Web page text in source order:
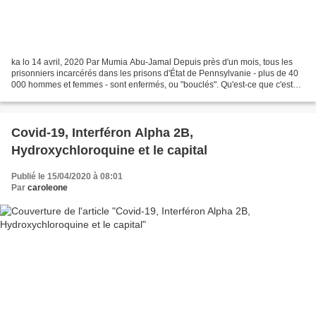
ka lo 14 avril, 2020 Par Mumia Abu-Jamal Depuis près d'un mois, tous les
prisonniers incarcérés dans les prisons d'État de Pennsylvanie - plus de 40
000 hommes et femmes - sont enfermés, ou "bouclés". Qu'est-ce que c'est
Covid-19, Interféron Alpha 2B,
Hydroxychloroquine et le capital
Publié le 15/04/2020 à 08:01
Par caroleone